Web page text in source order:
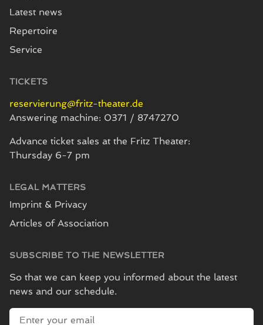
Latest news
Repertoire
Service
TICKETS
reservierung@fritz-theater.de
Answering machine: 0371 / 8747270
Advance ticket sales at the Fritz Theater:
Thursday 6-7 pm
LEGAL MATTERS
Imprint & Privacy
Articles of Association
SUBSCRIBE TO THE NEWSLETTER
So that we can keep you informed about the latest
news and our schedule.
E-mail address